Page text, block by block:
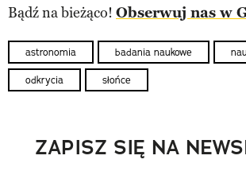
Bądź na bieżąco! Obserwuj nas w
astronomia badania naukowe
odkrycia słońce
ZAPISZ SIĘ NA